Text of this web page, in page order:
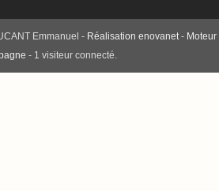
Emmanuel - Réalisation enovanet- Moteur
- 1 visiteur connecté.